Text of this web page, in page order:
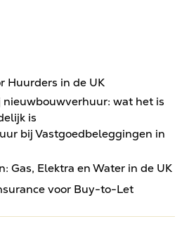
Huurders in de UK
wat het is
is
bij Vastgoedbeleggingen in
Gas, Elektra en Water in de UK
voor Buy-to-Let